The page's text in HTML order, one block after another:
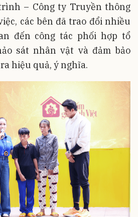
– Công ty Truyền thông
các bên đã trao đổi nhiều
đến công tác phối hợp tổ
sát nhân vật và đảm bảo
hiệu quả, ý nghĩa.